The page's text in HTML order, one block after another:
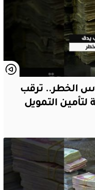
الخطر.. ترقب
التمويل